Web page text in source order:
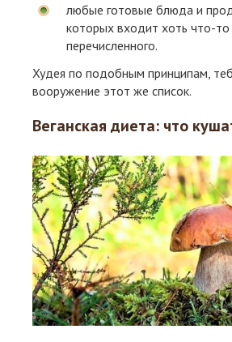
любые готовые блюда и
которых входит хоть что-
перечисленного.
Худея по подобным принципам,
вооружение этот же список.
Веганская диета: что